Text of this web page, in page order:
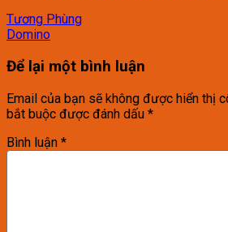
Tương Phùng
Domino
Để lại một bình luận
Email của bạn sẽ không được hiển thị
bắt buộc được đánh dấu *
Bình luận *